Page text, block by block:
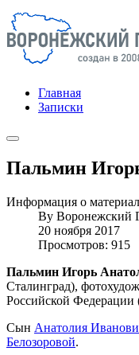
Главная
Записки
Пальмин
Информация о
By Воронежский
20 ноября 2017
Просмотров: 915
Пальмин Игорь
Сталинград),
Российской Федерации
Сын Анатолия
Белозоровой.